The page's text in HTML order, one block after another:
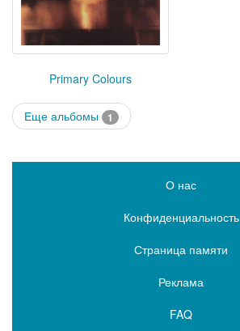
Primary Colours
Еще альбомы 1
О нас
Конфиденциальность
Страница памяти
Реклама
FAQ